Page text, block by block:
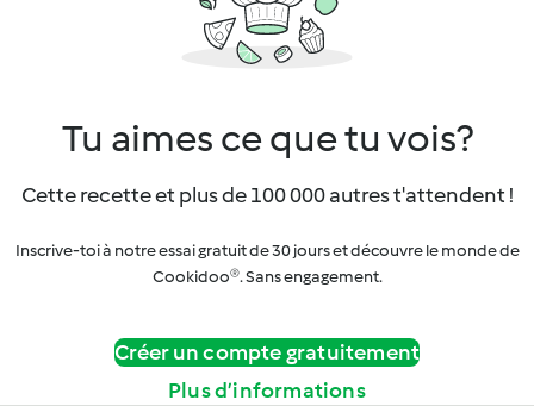
Tu aimes ce que tu vois?
Cette recette et plus de 100 000 autres t'attendent !
Inscrive-toi à notre essai gratuit de 30 jours et découvre le monde de
Cookidoo®. Sans engagement.
Créer un compte gratuitement
Plus d’informations